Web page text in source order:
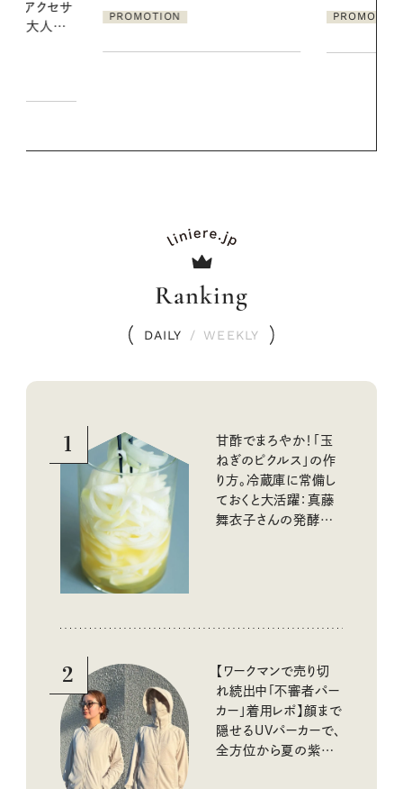
PROMOTION
Ranking
DAILY / WEEKLY
1
甘酢でまろやか！「玉
ねぎのピクルス」の作
り方。冷蔵庫に常備し
ておくと大活躍：真藤
舞衣子さんの発酵と
2
【ワークマンで売り切
れ続出中「不審者パー
カー」着用レポ】顔まで
隠せるUVパーカーで、
全方位から夏の紫外